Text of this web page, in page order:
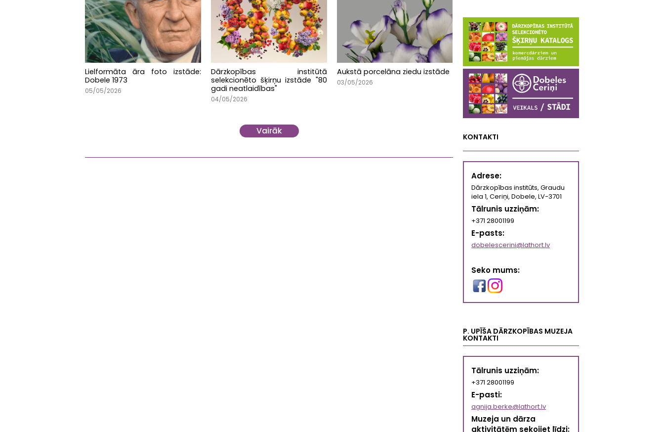
Lielformāta āra foto izstāde:
Dobele 1973
05/05/2026
Dārzkopības institūtā
selekcionēto šķirņu izstāde "80
gadi neatlaidības"
04/05/2026
Aukstā porcelāna ziedu izstāde
03/05/2026
Vairāk
KONTAKTI
Adrese:
Dārzkopības institūts, Graudu
iela 1, Ceriņi, Dobele, LV-3701
Tālrunis uzziņām:
+371 28001199
E-pasts:
dobelescerini@lathort.lv
Seko mums:
P. UPĪŠA DĀRZKOPĪBAS MUZEJA
KONTAKTI
Tālrunis uzziņām:
+371 28001199
E-pasti:
agnija.berke@lathort.lv
Muzeja un dārza
aktivitātēm sekojiet līdzi: